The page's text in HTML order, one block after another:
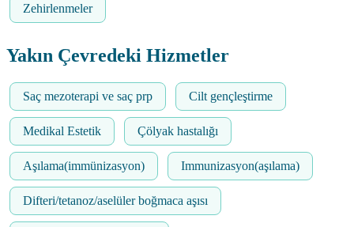
Zehirlenmeler
Yakın Çevredeki Hizmetler
Saç mezoterapi ve saç prp Cilt gençleştirme
Medikal Estetik Çölyak hastalığı
Aşılama(immünizasyon) Immunizasyon(aşılama)
Difteri/tetanoz/aselüler boğmaca aşısı